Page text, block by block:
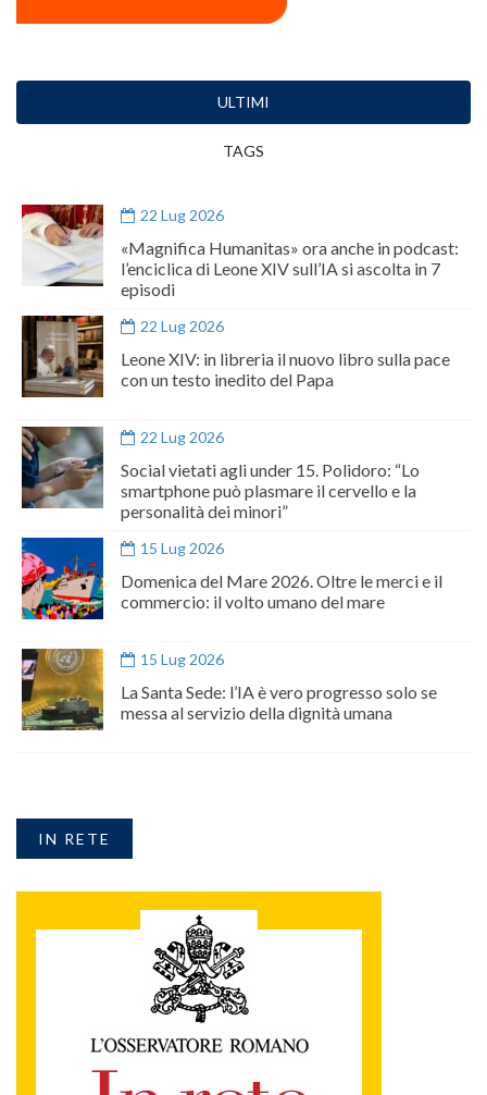
ULTIMI
TAGS
22 Lug 2026
«Magnifica Humanitas» ora anche in podcast:
l’enciclica di Leone XIV sull’IA si ascolta in 7
episodi
22 Lug 2026
Leone XIV: in libreria il nuovo libro sulla pace
con un testo inedito del Papa
22 Lug 2026
Social vietati agli under 15. Polidoro: “Lo
smartphone può plasmare il cervello e la
personalità dei minori”
15 Lug 2026
Domenica del Mare 2026. Oltre le merci e il
commercio: il volto umano del mare
15 Lug 2026
La Santa Sede: l’IA è vero progresso solo se
messa al servizio della dignità umana
IN RETE